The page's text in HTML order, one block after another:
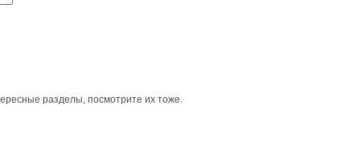
разделы, посмотрите их тоже.